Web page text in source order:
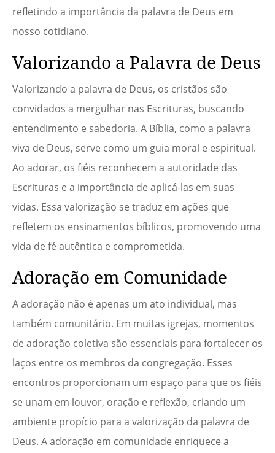
refletindo a importância da palavra de Deus em
nosso cotidiano.
Valorizando a Palavra de Deus
Valorizando a palavra de Deus, os cristãos são
convidados a mergulhar nas Escrituras, buscando
entendimento e sabedoria. A Bíblia, como a palavra
viva de Deus, serve como um guia moral e espiritual.
Ao adorar, os fiéis reconhecem a autoridade das
Escrituras e a importância de aplicá-las em suas
vidas. Essa valorização se traduz em ações que
refletem os ensinamentos bíblicos, promovendo uma
vida de fé autêntica e comprometida.
Adoração em Comunidade
A adoração não é apenas um ato individual, mas
também comunitário. Em muitas igrejas, momentos
de adoração coletiva são essenciais para fortalecer os
laços entre os membros da congregação. Esses
encontros proporcionam um espaço para que os fiéis
se unam em louvor, oração e reflexão, criando um
ambiente propício para a valorização da palavra de
Deus. A adoração em comunidade enriquece a